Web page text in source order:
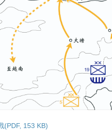
(PDF, 153 KB)